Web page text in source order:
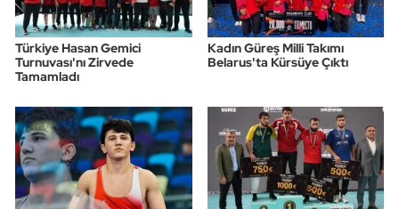
Türkiye Hasan Gemici
Turnuvası'nı Zirvede
Tamamladı
Kadın Güreş Milli Takımı
Belarus'ta Kürsüye Çıktı